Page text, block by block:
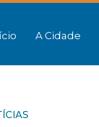
A Cidade